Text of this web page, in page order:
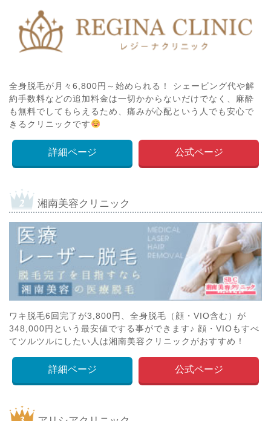
全身脱毛が月々6,800円～始められる！ シェービング代や解
約手数料などの追加料金は一切かからないだけでなく、麻酔
も無料でしてもらえるため、痛みが心配という人でも安心で
きるクリニックです
詳細ページ 公式ページ
湘南美容クリニック
ワキ脱毛6回完了が3,800円、全身脱毛（顔・VIO含む）が
348,000円という最安値でする事ができます♪ 顔・VIOもすべ
てツルツルにしたい人は湘南美容クリニックがおすすめ！
詳細ページ 公式ページ